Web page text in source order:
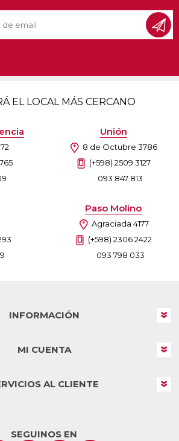
EL LOCAL MÁS CERCANO
Unión
8 de Octubre 3786
(+598) 2509 3127
093 847 813
Paso Molino
Agraciada 4177
(+598) 2306 2422
093 798 033
INFORMACIÓN
MI CUENTA
AL CLIENTE
SEGUINOS EN